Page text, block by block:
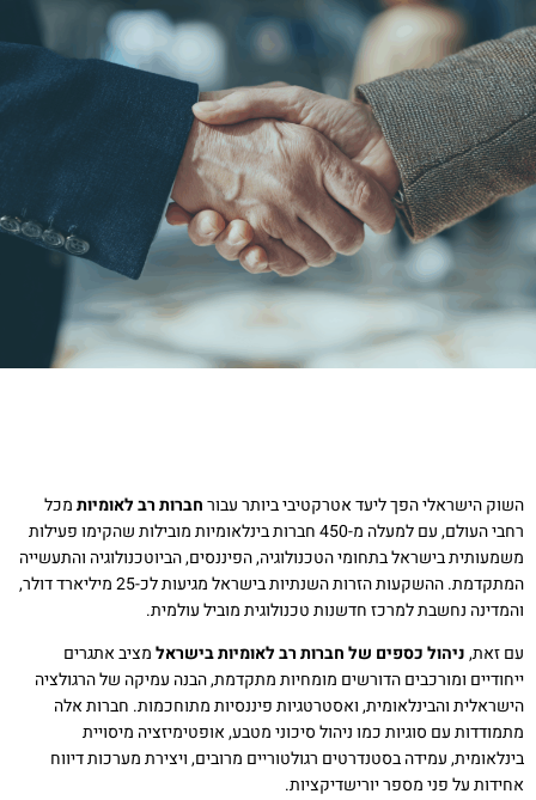
השוק הישראלי הפך ליעד אטרקטיבי ביותר עבורחברות רב לאומיותמכל
רחבי העולם, עם למעלה מ-450 חברות בינלאומיות מובילות שהקימו פעילות
משמעותית בישראל בתחומי הטכנולוגיה, הפיננסים, הביוטכנולוגיה והתעשייה
המתקדמת. ההשקעות הזרות השנתיות בישראל מגיעות לכ-25 מיליארד דולר,
והמדינה נחשבת למרכז חדשנות טכנולוגית מוביל עולמית.
עם זאת,ניהול כספים של חברות רב לאומיות בישראלמציב אתגרים
ייחודיים ומורכבים הדורשים מומחיות מתקדמת, הבנה עמיקה של הרגולציה
הישראלית והבינלאומית, ואסטרטגיות פיננסיות מתוחכמות. חברות אלה
מתמודדות עם סוגיות כמו ניהול סיכוני מטבע, אופטימיזציה מיסויית
בינלאומית, עמידה בסטנדרטים רגולטוריים מרובים, ויצירת מערכות דיווח
אחידות על פני מספר יורישדיקציות.